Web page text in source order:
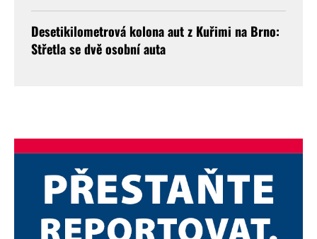
Desetikilometrová kolona aut z Kuřimi na Brno:
Střetla se dvě osobní auta